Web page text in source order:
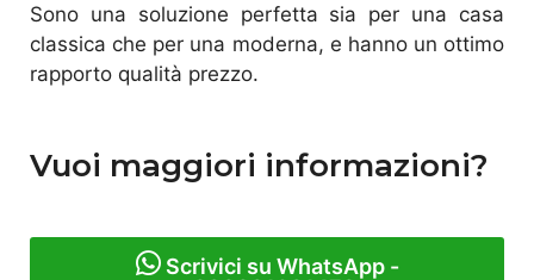
Sono una soluzione perfetta sia per una casa
classica che per una moderna, e hanno un ottimo
rapporto qualità prezzo.
Vuoi maggiori informazioni?
Scrivici su WhatsApp -